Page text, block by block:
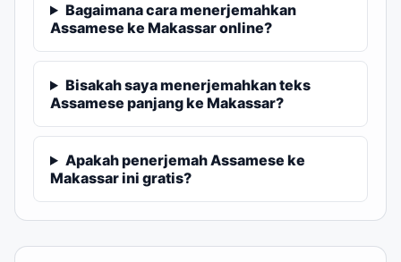
Bagaimana cara menerjemahkan
Assamese ke Makassar online?
Bisakah saya menerjemahkan teks
Assamese panjang ke Makassar?
Apakah penerjemah Assamese ke
Makassar ini gratis?